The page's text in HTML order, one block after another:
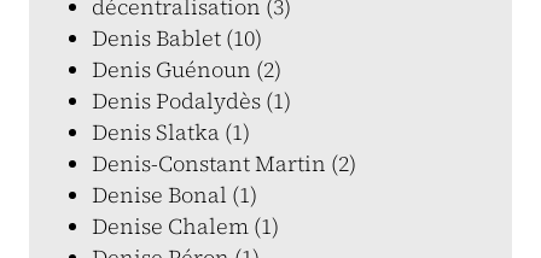
décentralisation (3)
Denis Bablet (10)
Denis Guénoun (2)
Denis Podalydès (1)
Denis Slatka (1)
Denis-Constant Martin (2)
Denise Bonal (1)
Denise Chalem (1)